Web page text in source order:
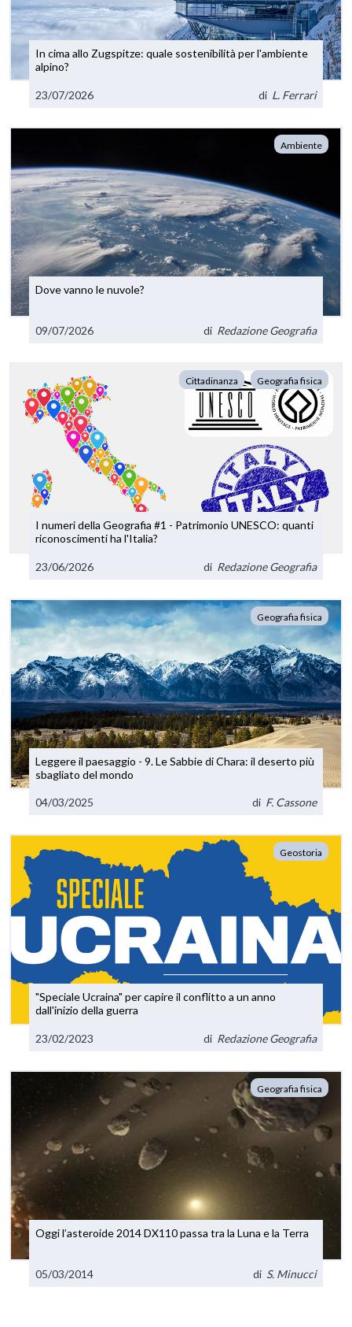
In cima allo Zugspitze: quale sostenibilità per l'ambiente
alpino?
23/07/2026 di L. Ferrari
Ambiente
Dove vanno le nuvole?
09/07/2026 di Redazione Geografia
Cittadinanza Geografia fisica
I numeri della Geografia #1 - Patrimonio UNESCO: quanti
riconoscimenti ha l'Italia?
23/06/2026 di Redazione Geografia
Geografia fisica
Leggere il paesaggio - 9. Le Sabbie di Chara: il deserto più
sbagliato del mondo
04/03/2025 di F. Cassone
Geostoria
"Speciale Ucraina" per capire il conflitto a un anno
dall'inizio della guerra
23/02/2023 di Redazione Geografia
Geografia fisica
Oggi l’asteroide 2014 DX110 passa tra la Luna e la Terra
05/03/2014 di S. Minucci